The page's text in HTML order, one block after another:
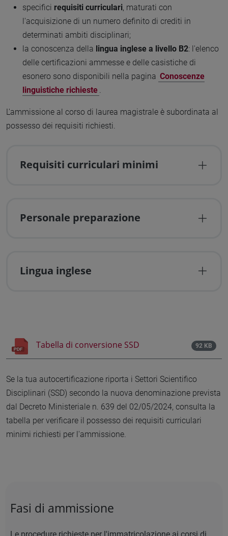
specifici requisiti curriculari, maturati con
l'acquisizione di un numero definito di crediti in
determinati ambiti disciplinari;
la conoscenza della lingua inglese a livello B2: l'elenco
delle certificazioni ammesse e delle casistiche di
esonero sono disponibili nella pagina Conoscenze
linguistiche richieste .
L'ammissione al corso di laurea magistrale è subordinata al
possesso dei requisiti richiesti.
Requisiti curriculari minimi
Personale preparazione
Lingua inglese
Tabella di conversione SSD 92 KB
Se la tua autocertificazione riporta i Settori Scientifico
Disciplinari (SSD) secondo la nuova denominazione prevista
dal Decreto Ministeriale n. 639 del 02/05/2024, consulta la
tabella per verificare il possesso dei requisiti curriculari
minimi richiesti per l'ammissione.
Fasi di ammissione
Le procedure richieste per l'immatricolazione ai corsi di